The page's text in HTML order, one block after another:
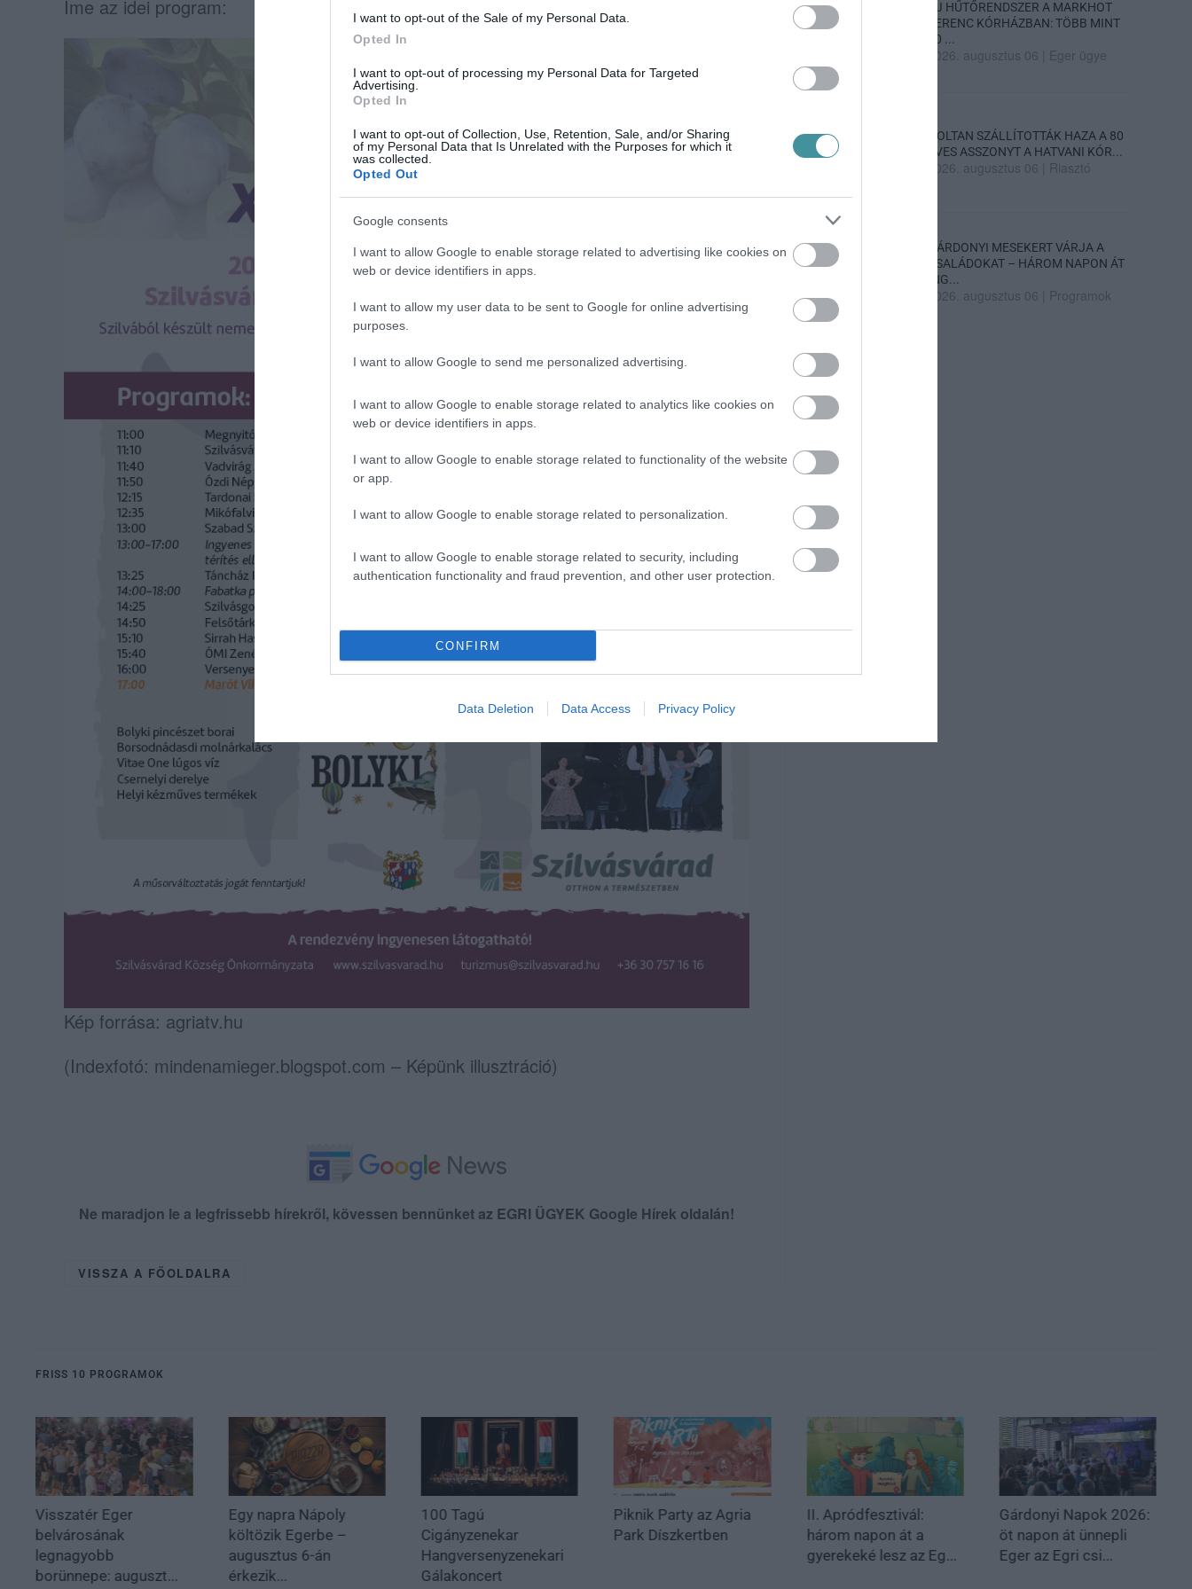
I want to opt-out of the Sale of my Personal Data.
Opted In
I want to opt-out of processing my Personal Data for Targeted
Advertising.
Opted In
I want to opt-out of Collection, Use, Retention, Sale, and/or Sharing
of my Personal Data that Is Unrelated with the Purposes for which it
was collected.
Opted Out
Google consents
I want to allow Google to enable storage related to advertising like cookies on
web or device identifiers in apps.
I want to allow my user data to be sent to Google for online advertising
purposes.
I want to allow Google to send me personalized advertising.
I want to allow Google to enable storage related to analytics like cookies on
web or device identifiers in apps.
I want to allow Google to enable storage related to functionality of the website
or app.
I want to allow Google to enable storage related to personalization.
I want to allow Google to enable storage related to security, including
authentication functionality and fraud prevention, and other user protection.
CONFIRM
Data Deletion Data Access Privacy Policy
Íme az idei program:
Kép forrása: agriatv.hu
(Indexfotó: mindenamieger.blogspot.com – Képünk illusztráció)
Ne maradjon le a legfrissebb hírekről, kövessen bennünket az EGRI ÜGYEK Google Hírek oldalán!
VISSZA A FŐOLDALRA
ÚJ HŰTŐRENDSZER A MARKHOT
FERENC KÓRHÁZBAN: TÖBB MINT
70 ...
2026. augusztus 06 Eger ügye
HOLTAN SZÁLLÍTOTTÁK HAZA A 80
ÉVES ASSZONYT A HATVANI KÓR...
2026. augusztus 06 Riasztó
GÁRDONYI MESEKERT VÁRJA A
CSALÁDOKAT – HÁROM NAPON ÁT
ING...
2026. augusztus 06 Programok
FRISS 10 PROGRAMOK
Visszatér Eger
belvárosának
legnagyobb
borünnepe: auguszt...
Egy napra Nápoly
költözik Egerbe –
augusztus 6-án
érkezik...
100 Tagú
Cigányzenekar
Hangversenyzenekari
Gálakoncert
Piknik Party az Agria
Park Díszkertben
II. Apródfesztivál:
három napon át a
gyerekeké lesz az Eg...
Gárdonyi Napok 2026:
öt napon át ünnepli
Eger az Egri csi...